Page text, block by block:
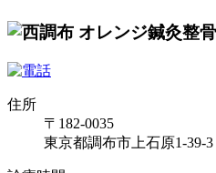
住所
〒182-0035
東京都調布市上石原1-39-3